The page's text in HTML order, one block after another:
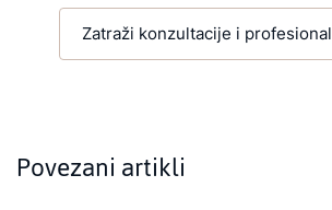
Zatraži konzultacije i
Povezani artikli